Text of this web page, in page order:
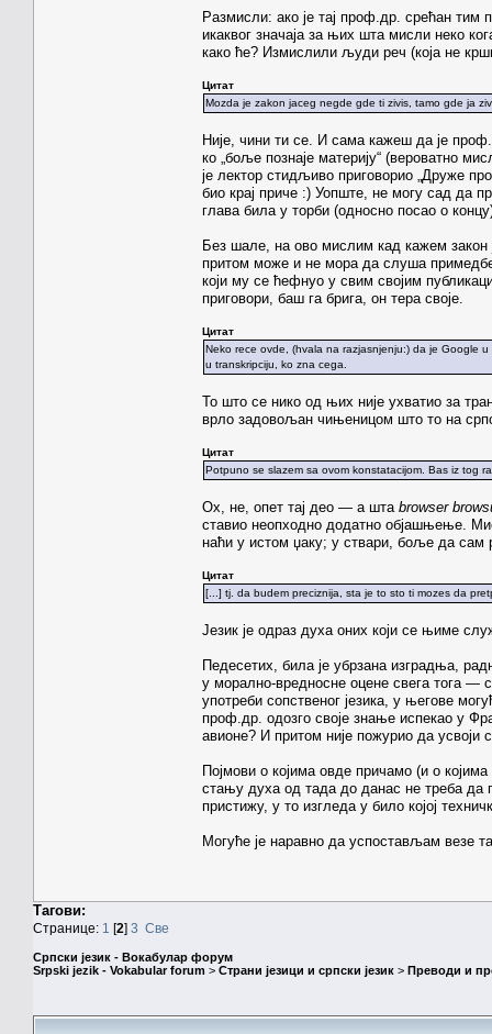
Размисли: ако је тај проф.др. срећан тим
икаквог значаја за њих шта мисли неко
како ће? Измислили људи реч (која не
Цитат
Mozda je zakon jaceg negde gde ti zivis, tamo gde ja
Није, чини ти се. И сама кажеш да је
ко „боље познаје материју“ (вероватно
је лектор стидљиво приговорио „Друже
био крај приче :) Уопште, не могу сад да
глава била у торби (односно посао о
Без шале, на ово мислим кад кажем закон
притом може и не мора да слуша
који му се ћефнуо у свим својим
приговори, баш га брига, он тера своје.
Цитат
Neko rece ovde, (hvala na razjasnjenju:) da je Google
u transkripciju, ko zna cega.
То што се нико од њих није ухватио за
врло задовољан чињеницом што то на
Цитат
Potpuno se slazem sa ovom konstatacijom. Bas iz tog
Ох, не, опет тај део — а шта browser
ставио неопходно додатно објашњење.
наћи у истом џаку; у ствари, боље да сам
Цитат
[...] tj. da budem preciznija, sta je to sto ti mozes da
Језик је одраз духа оних који се њиме
Педесетих, била је убрзана изградња,
у морално-вредносне оцене свега тога —
употреби сопственог језика, у његове
проф.др. одозго своје знање испекао у
авионе? И притом није пожурио да усвоји
Појмови о којима овде причамо (и о
стању духа од тада до данас не треба да
пристижу, у то изгледа у било којој
Могуће је наравно да успостављам везе
Тагови:
Странице: 1 [2] 3 Све
Српски језик - Вокабулар форум
Srpski jezik - Vokabular forum > Страни језици и српски језик > Преводи и